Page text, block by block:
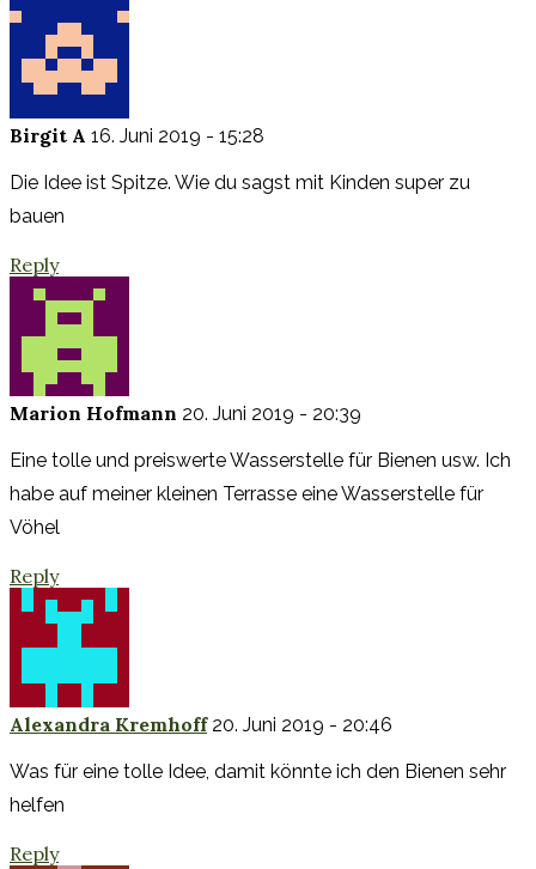
Birgit A 16. Juni 2019 - 15:28
Die Idee ist Spitze. Wie du sagst mit Kinden super zu
bauen
Reply
Marion Hofmann 20. Juni 2019 - 20:39
Eine tolle und preiswerte Wasserstelle für Bienen usw. Ich
habe auf meiner kleinen Terrasse eine Wasserstelle für
Vöhel
Reply
Alexandra Kremhoff 20. Juni 2019 - 20:46
Was für eine tolle Idee, damit könnte ich den Bienen sehr
helfen
Reply